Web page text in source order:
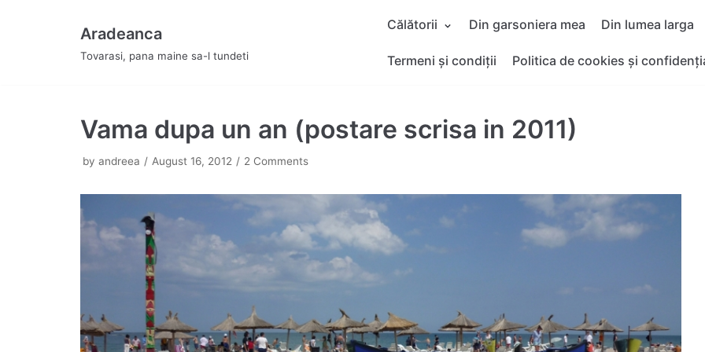
Aradeanca
Tovarasi, pana maine sa-l tundeti
Călătorii Din garsoniera mea Din lumea larga
Termeni și condiții Politica de cookies și
Vama dupa un an (postare scrisa in 2011)
by andreea August 16, 2012 2 Comments